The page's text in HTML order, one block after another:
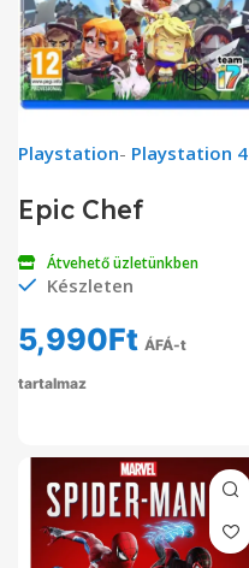
Playstation- Playstation 4
Epic Chef
Átvehető üzletünkben
Készleten
5,990Ft ÁFÁ-t
tartalmaz